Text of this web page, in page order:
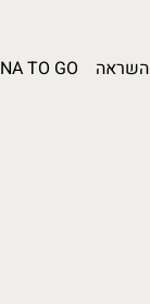
השראה TO GO